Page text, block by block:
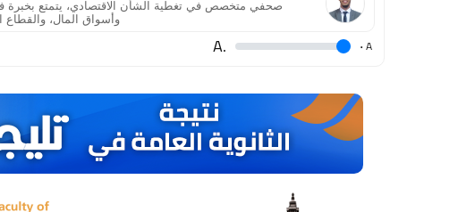
صحفي متخصص في تغطية الشأن الاقتصادي، يتمتع بخبرة في
وأسواق المال،
A
.
.A